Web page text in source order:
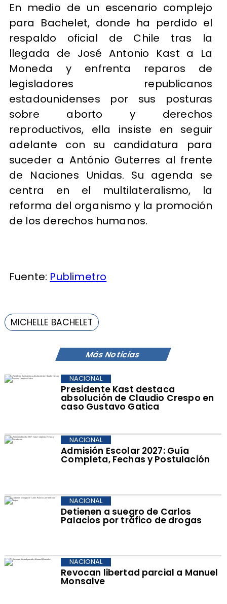
Más Noticias
Presidente Kast destaca
absolución de Claudio Crespo en
caso Gustavo Gatica
NACIONAL
Admisión Escolar 2027: Guía
Completa, Fechas y Postulación
NACIONAL
Detienen a suegro de Carlos
Palacios por tráfico de drogas
NACIONAL
Revocan libertad parcial a Manuel
Monsalve
NACIONAL
En medio de un escenario complejo
para Bachelet, donde ha perdido el
respaldo oficial de Chile tras la
llegada de José Antonio Kast a La
Moneda y enfrenta reparos de
legisladores republicanos
estadounidenses por sus posturas
sobre aborto y derechos
reproductivos, ella insiste en seguir
adelante con su candidatura para
suceder a António Guterres al frente
de Naciones Unidas. Su agenda se
centra en el multilateralismo, la
reforma del organismo y la promoción
de los derechos humanos.
Fuente: Publimetro
MICHELLE BACHELET